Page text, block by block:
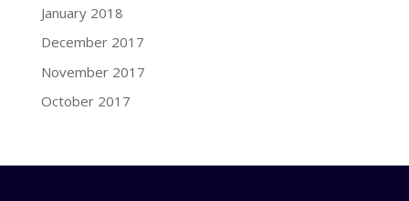
January 2018
December 2017
November 2017
October 2017